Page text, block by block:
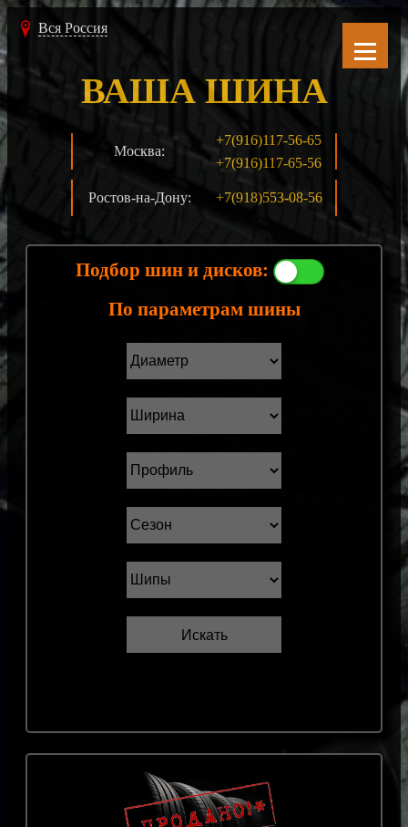
Вся Россия
Москва:
+7(916)117-56-65
+7(916)117-65-56
Ростов-на-Дону: +7(918)553-08-56
ВАША ШИНА
Подбор шин и дисков:
По параметрам шины